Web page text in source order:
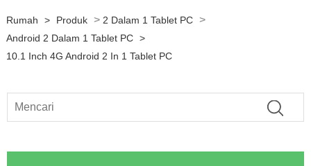
Rumah > Produk > 2 Dalam 1 Tablet PC >
Android 2 Dalam 1 Tablet PC >
10.1 Inch 4G Android 2 In 1 Tablet PC